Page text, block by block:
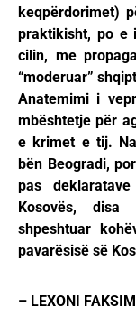
keqpërdorimet)
praktikisht, po e
cilin, me
“moderuar”
Anatemimi i
mbështetje për
e krimet e tij.
bën Beogradi,
pas
Kosovës,
shpeshtuar
pavarësisë së
– LEXONI